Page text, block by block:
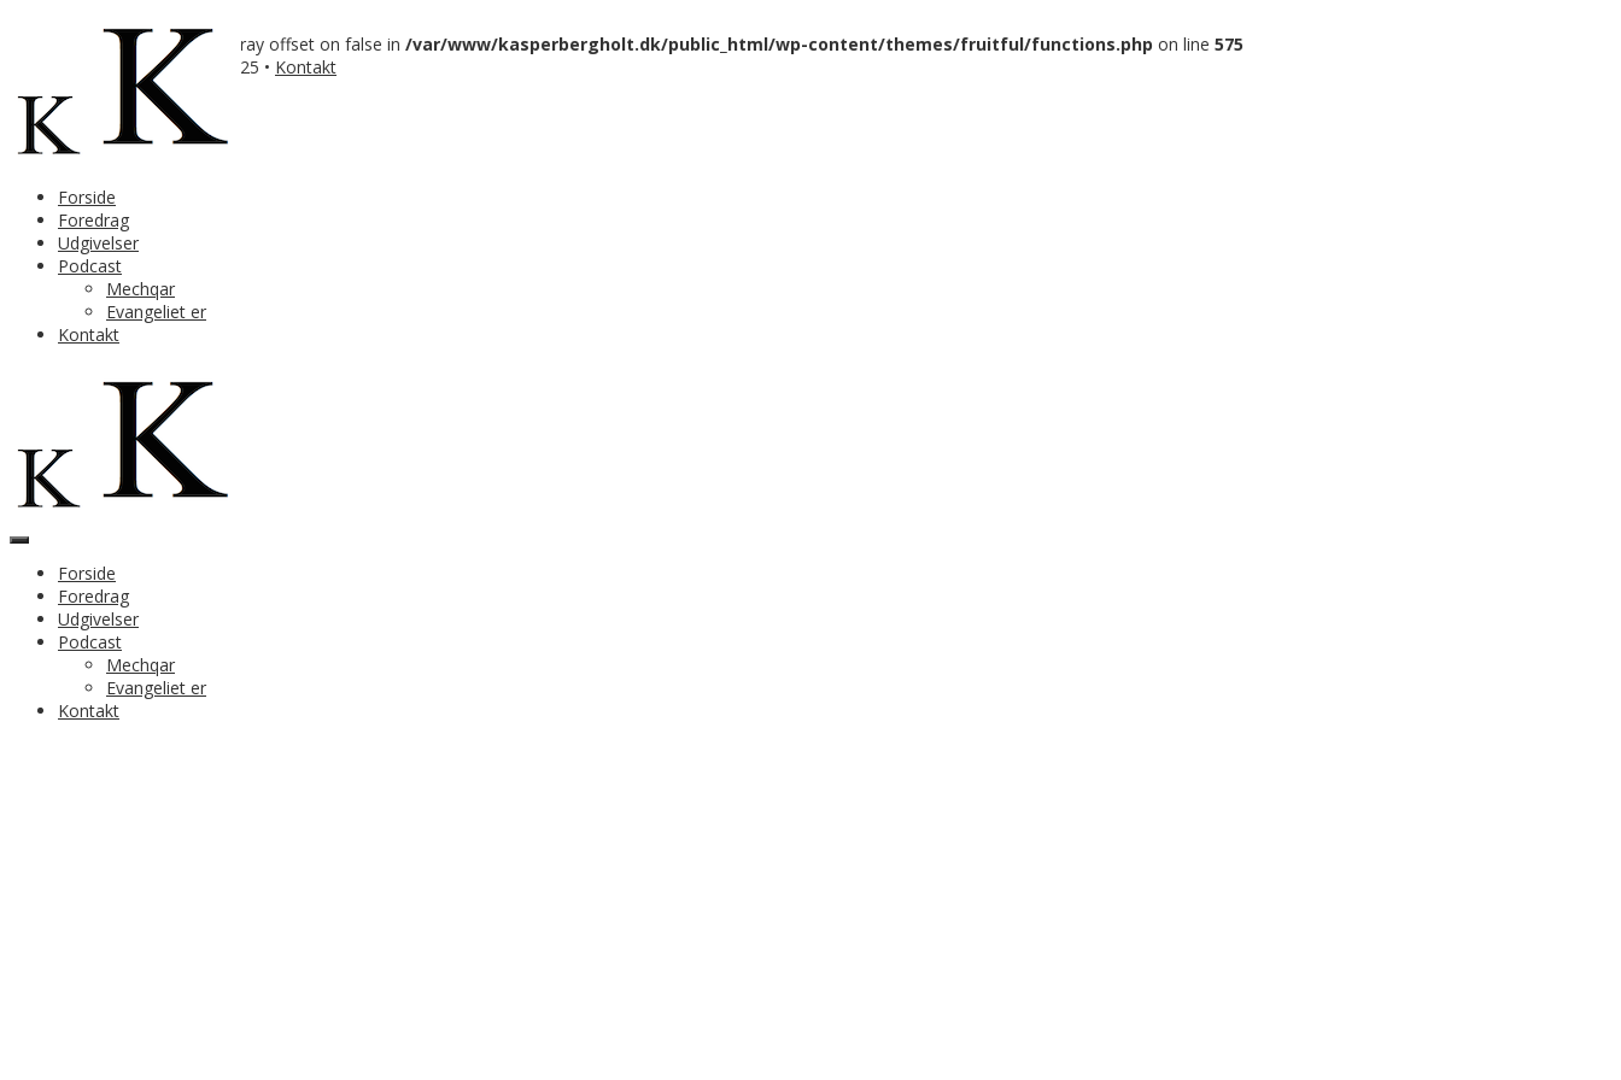
Forside
Foredrag
Udgivelser
Podcast
Mechqar
Evangeliet er
Kontakt
Forside
Foredrag
Udgivelser
Podcast
Mechqar
Evangeliet er
Kontakt
: Trying to access array offset on false in /var/www/kasperbergholt.dk/public_html/wp-content/themes/fruitful/functions.php on line 575
Copyright Kasper Bergholt 2025 • Kontakt